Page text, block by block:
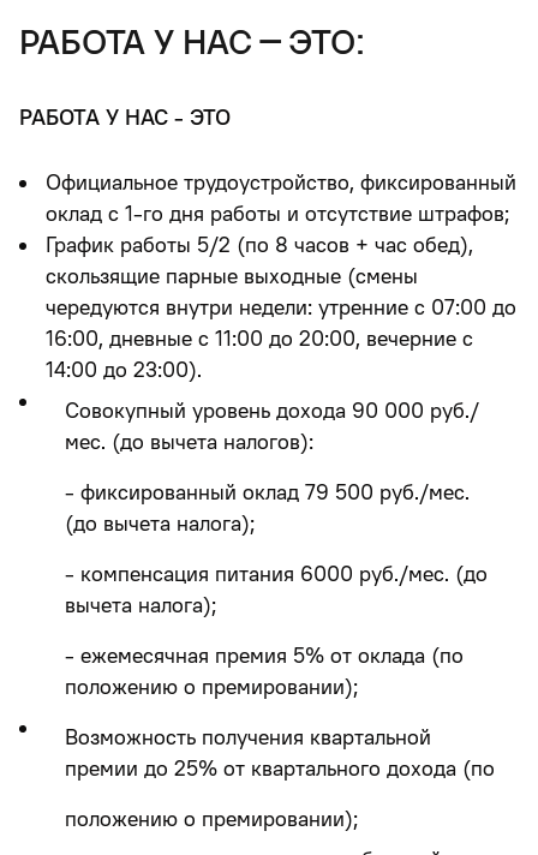
работа у нас – это:
РАБОТА У НАС - ЭТО
Официальное трудоустройство, фиксированный
оклад с 1-го дня работы и отсутствие штрафов;
График работы 5/2 (по 8 часов + час обед),
скользящие парные выходные (смены
чередуются внутри недели: утренние с 07:00 до
16:00, дневные с 11:00 до 20:00, вечерние с
14:00 до 23:00).
Совокупный уровень дохода 90 000 руб./
мес. (до вычета налогов):
- фиксированный оклад 79 500 руб./мес.
(до вычета налога);
- компенсация питания 6000 руб./мес. (до
вычета налога);
- ежемесячная премия 5% от оклада (по
положению о премировании);
Возможность получения квартальной
премии до 25% от квартального дохода (по
положению о премировании);